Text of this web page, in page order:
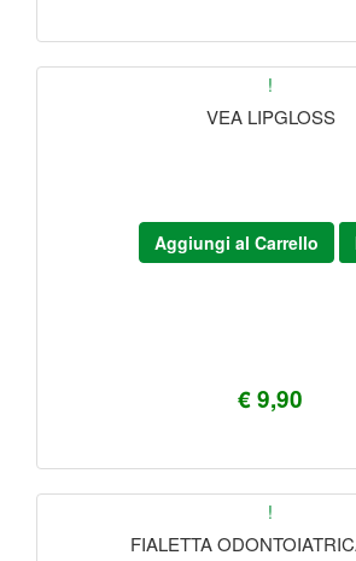
!
VEA LIPGLOSS
€ 9,90
Aggiungi al Carrello
!
FIALETTA